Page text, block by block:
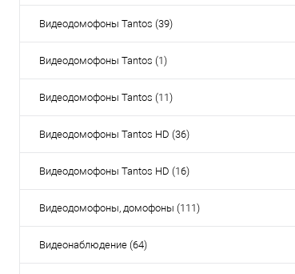
Видеодомофоны Tantos (39)
Видеодомофоны Tantos (1)
Видеодомофоны Tantos (11)
Видеодомофоны Tantos HD (36)
Видеодомофоны Tantos HD (16)
Видеодомофоны, домофоны (111)
Видеонаблюдение (64)